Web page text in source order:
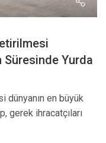
Süresinde Yurda
dünyanın en büyük
gerek ihracatçıları